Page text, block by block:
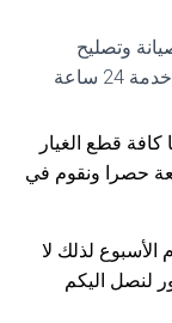
وتصليح
ساعة
قطع الغيار
حصرا ونقوم في
لذلك لا
لنصل اليكم